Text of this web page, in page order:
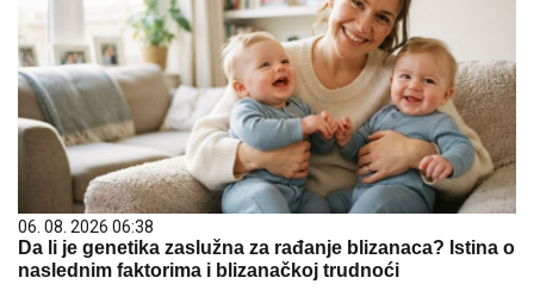
06. 08. 2026 06:38
Da li je genetika zaslužna za rađanje blizanaca? Istina o
naslednim faktorima i blizanačkoj trudnoći